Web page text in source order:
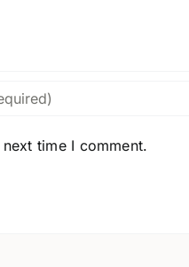
time I comment.